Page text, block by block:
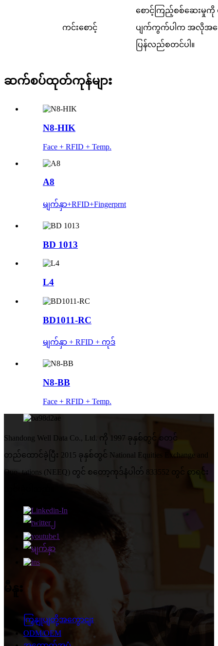
ကင်းစောင့်
စောင့်ကြည့်စစ်ဆေးမှုကို ပံ့
ပျက်ကွက်ပါက အလိုအလ
ပြန်လည်စတင်ပါ။
ဆက်စပ်ထုတ်ကုန်များ
N8-HIK
Face + RFID + Temp.
A8
မျက်နှာ+RFID+Fingerprnt
BD 1013
L4
BD1011-RC
မျက်နှာ + RFID + ကုဒ်
N8-BB
Face + RFID + Temp.
Shandong Well Data Co., Ltd. ကို 1997 ခုနှစ်တွင် စတင်
တည်ထောင်ခဲ့ပြီး 2015 ခုနှစ်တွင် National Equities Exchange and
Quo- tations (NEEQ) တွင် စတော့ကုဒ်နံပါတ် 833552 တွင် စာရင်း
မီနူး
ကြှနျုပျတို့အကွောငျး
ODM/OEM